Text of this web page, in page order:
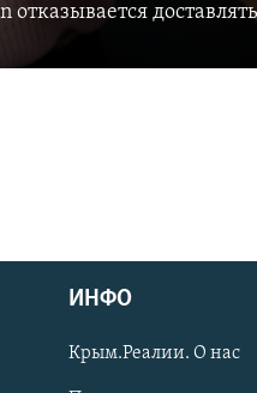
ИНФО
Крым.Реалии. О нас